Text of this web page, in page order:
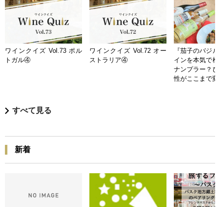
ワインクイズ Vol.73 ポル
トガル④
ワインクイズ Vol.72 オー
ストラリア④
『茄子のバジ
インを本気で
ナンプラー？
性がここまで
すべて見る
新着